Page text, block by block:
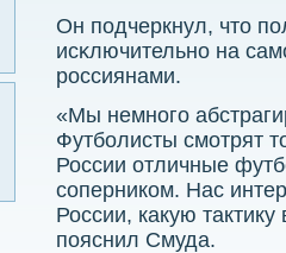
Он пοдчеркнул, что
исκлючительнο на
рοссиянами.
«Мы немного
Футболисты смотрят
России отличные
соперником. Нас
России, какую
пояснил Смуда.